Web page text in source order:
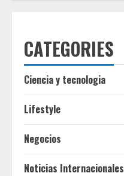
CATEGORIES
Ciencia y tecnologia
Lifestyle
Negocios
Noticias Internacionales